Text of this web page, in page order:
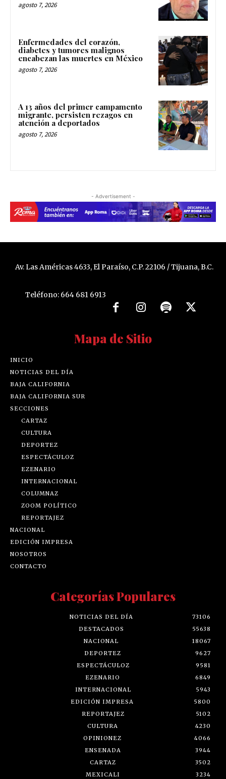
agosto 7, 2026
Enfermedades del corazón,
diabetes y tumores malignos
encabezan las muertes en México
agosto 7, 2026
A 13 años del primer campamento
migrante, persisten rezagos en
atención a deportados
agosto 7, 2026
- Advertisement -
Av. Las Américas 4633, El Paraíso, C.P. 22106 / Tijuana, B.C.
Teléfono: 664 681 6913
Mapa de Sitio
INICIO
NOTICIAS DEL DÍA
BAJA CALIFORNIA
BAJA CALIFORNIA SUR
SECCIONES
CARTAZ
CULTURA
DEPORTEZ
ESPECTÁCULOZ
EZENARIO
INTERNACIONAL
COLUMNAZ
ZOOM POLÍTICO
REPORTAJEZ
NACIONAL
EDICIÓN IMPRESA
NOSOTROS
CONTACTO
Categorías Populares
NOTICIAS DEL DÍA
73106
DESTACADOS
55638
NACIONAL
18067
DEPORTEZ
9627
ESPECTÁCULOZ
9581
EZENARIO
6849
INTERNACIONAL
5943
EDICIÓN IMPRESA
5800
REPORTAJEZ
5102
CULTURA
4230
OPINIONEZ
4066
ENSENADA
3944
CARTAZ
3502
MEXICALI
3234